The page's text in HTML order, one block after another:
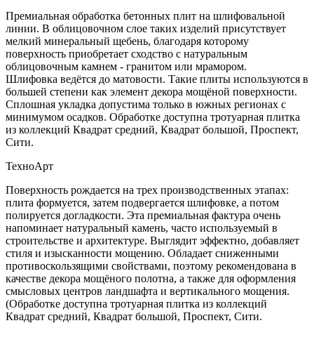
Премиальная обработка бетонных плит на шлифовальной
линии. В облицовочном слое таких изделий присутствует
мелкий минеральный щебень, благодаря которому
поверхность приобретает сходство с натуральным
облицовочным камнем - гранитом или мрамором.
Шлифовка ведётся до матовости. Такие плиты используются в
большей степени как элемент декора мощёной поверхности.
Сплошная укладка допустима только в южных регионах с
минимумом осадков. Обработке доступна тротуарная плитка
из коллекций Квадрат средний, Квадрат большой, Проспект,
Сити.
ТехноАрт
Поверхность рождается на трех производственных этапах:
плита формуется, затем подвергается шлифовке, а потом
полируется догладкости. Эта премиальная фактура очень
напоминает натуральный камень, часто используемый в
строительстве и архитектуре. Выглядит эффектно, добавляет
стиля и изысканности мощению. Обладает сниженными
противоскользящими свойствами, поэтому рекомендована в
качестве декора мощёного полотна, а также для оформления
смысловых центров ландшафта и вертикального мощения.
(Обработке доступна тротуарная плитка из коллекций
Квадрат средний, Квадрат большой, Проспект, Сити.